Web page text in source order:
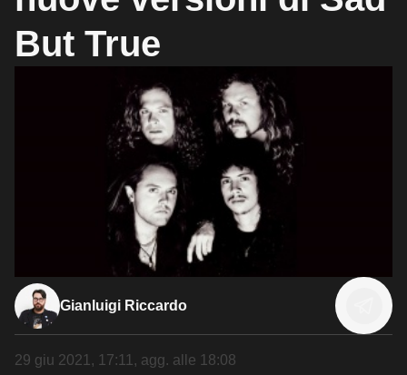
But True
Gianluigi Riccardo
29 giu 2021, 17:11 , agg. alle 18:08